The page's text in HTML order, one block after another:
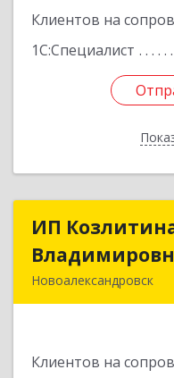
Клиентов на
1С:Специалист
ИП
Новоалександровск
Клиентов на
ИП